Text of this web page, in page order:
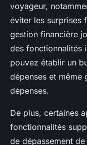
voyageur,
éviter les surprises
gestion financière
des fonctionnalités
pouvez établir un
dépenses et même
dépenses.
De plus, certaines
fonctionnalités
de dépassement